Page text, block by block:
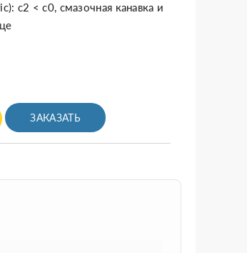
c2 < c0, смазочная канавка и
ЗАКАЗАТЬ